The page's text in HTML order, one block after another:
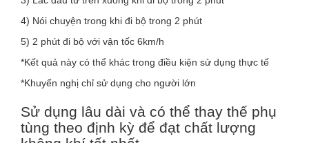
4) Nói chuyện trong khi đi bộ trong 2 phút
5) 2 phút đi bộ với vận tốc 6km/h
*Kết quả này có thể khác trong điều kiện sử dụng thực tế
*Khuyến nghị chỉ sử dụng cho người lớn
Sử dụng lâu dài và có thể thay thế phụ
tùng theo định kỳ để đạt chất lượng